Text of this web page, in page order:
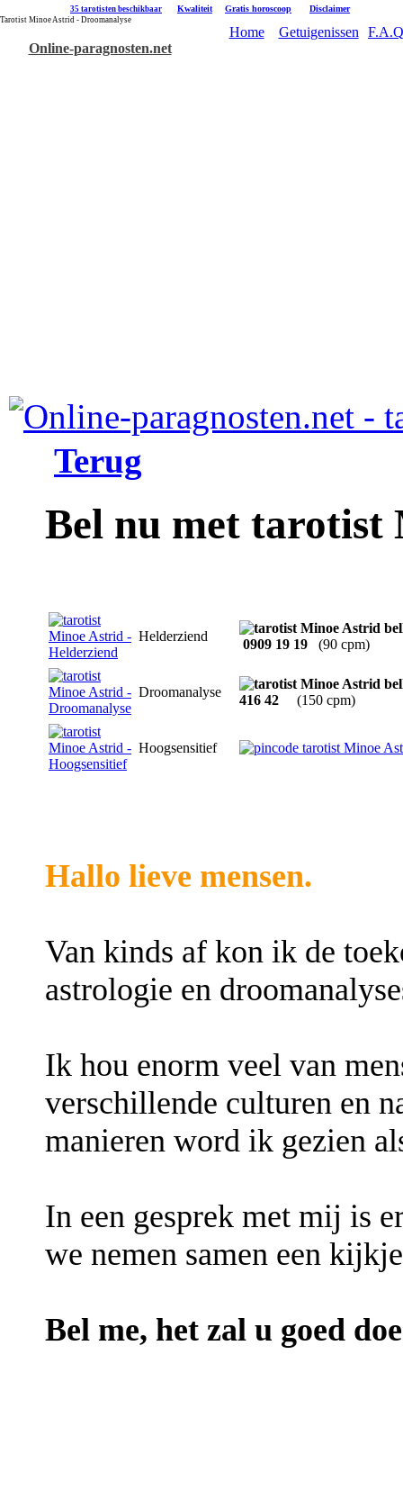
35 tarotisten beschikbaar Kwaliteit Gratis horoscoop Disclaimer
Tarotist Minoe Astrid - Droomanalyse
Online-paragnosten.net
Home Getuigenissen
Terug
Bel nu met tarotist
Helderziend
0909 19 19 (90 cpm)
Droomanalyse
416 42 (150 cpm)
Hoogsensitief
Hallo lieve mensen.
Van kinds af kon ik de
astrologie en
Ik hou enorm veel van
verschillende culturen en
manieren word ik gezien
In een gesprek met mij is
we nemen samen een
Bel me, het zal u goed